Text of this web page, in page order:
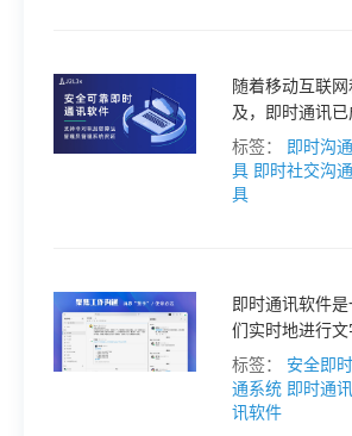
随着移动互联
及，即时通讯
活和工作中不
众多的即时通
择合适的工具是
标签： 即时沟
具 即时社交沟
具
即时通讯软件
们实时地进行
通讯的应用程
团队来说，一
件的文字语音功
标签： 安全即
通系统 即时通
讯软件